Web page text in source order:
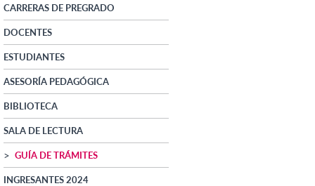
CARRERAS DE PREGRADO
DOCENTES
ESTUDIANTES
ASESORÍA PEDAGÓGICA
BIBLIOTECA
SALA DE LECTURA
GUÍA DE TRÁMITES
INGRESANTES 2024